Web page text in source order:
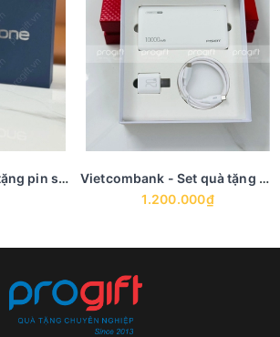
Mobifone - Bộ quà tặng pin sạc, củ sạc
Vietcombank - Set quà tặng công nghệ pin sạc, củ sạc, dây cáp
1.200.000₫